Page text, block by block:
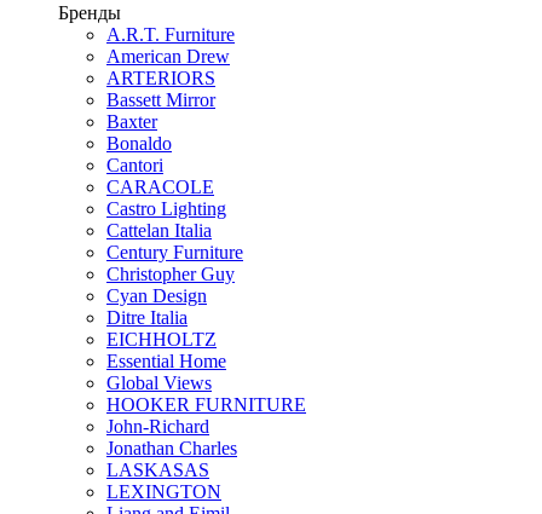
Бренды
A.R.T. Furniture
American Drew
ARTERIORS
Bassett Mirror
Baxter
Bonaldo
Cantori
CARACOLE
Castro Lighting
Cattelan Italia
Century Furniture
Christopher Guy
Cyan Design
Ditre Italia
EICHHOLTZ
Essential Home
Global Views
HOOKER FURNITURE
John-Richard
Jonathan Charles
LASKASAS
LEXINGTON